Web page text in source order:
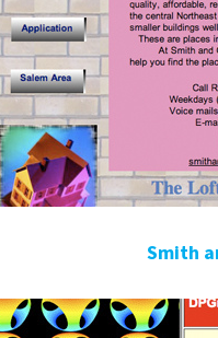
Smith